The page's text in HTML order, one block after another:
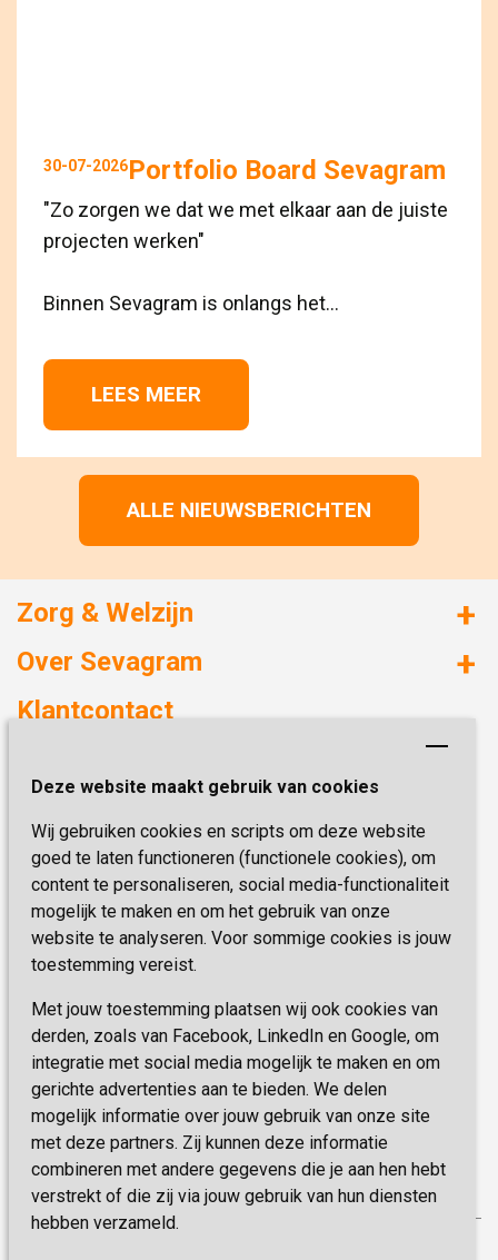
Deze website maakt gebruik van cookies
Wij gebruiken cookies en scripts om deze website
goed te laten functioneren (functionele cookies), om
content te personaliseren, social media-functionaliteit
mogelijk te maken en om het gebruik van onze
website te analyseren. Voor sommige cookies is jouw
toestemming vereist.
Met jouw toestemming plaatsen wij ook cookies van
derden, zoals van Facebook, LinkedIn en Google, om
integratie met social media mogelijk te maken en om
gerichte advertenties aan te bieden. We delen
mogelijk informatie over jouw gebruik van onze site
met deze partners. Zij kunnen deze informatie
combineren met andere gegevens die je aan hen hebt
verstrekt of die zij via jouw gebruik van hun diensten
hebben verzameld.
30-07-2026Portfolio Board Sevagram
"Zo zorgen we dat we met elkaar aan de juiste
projecten werken"
Binnen Sevagram is onlangs het...
LEES MEER
ALLE NIEUWSBERICHTEN
Zorg & Welzijn
Huizen met zorg
Onze specialiteiten
Over Sevagram
Duurzaamheid
Kwaliteit & Klantbeleving
Missie & Visie
Vastgoed
Innovatie
Klantcontact
6419 PB Heerlen
Telefoon:0900 777 4 777
E-mail:zorgbemiddeling@sevagram.nl
Schrijf je nu in!
Blijf op de hoogte van de laatste activiteiten en
nieuwtjes met onze nieuwsbrief
INSCHRIJVEN